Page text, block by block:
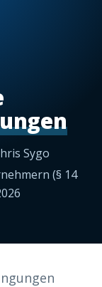
Sygo
(§ 14